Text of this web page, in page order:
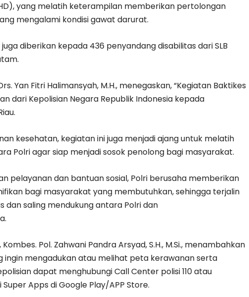
yang melatih keterampilan memberikan pertolongan
mengalami kondisi gawat darurat.
diberikan kepada 436 penyandang disabilitas dari SLB
Yan Fitri Halimansyah, M.H., menegaskan, “Kegiatan Baktikes
dari Kepolisian Negara Republik Indonesia kepada
kesehatan, kegiatan ini juga menjadi ajang untuk melatih
Polri agar siap menjadi sosok penolong bagi masyarakat.
pelayanan dan bantuan sosial, Polri berusaha memberikan
bagi masyarakat yang membutuhkan, sehingga terjalin
dan saling mendukung antara Polri dan
Pol. Zahwani Pandra Arsyad, S.H., M.Si., menambahkan
ingin mengadukan atau melihat peta kerawanan serta
dapat menghubungi Call Center polisi 110 atau
Apps di Google Play/APP Store.